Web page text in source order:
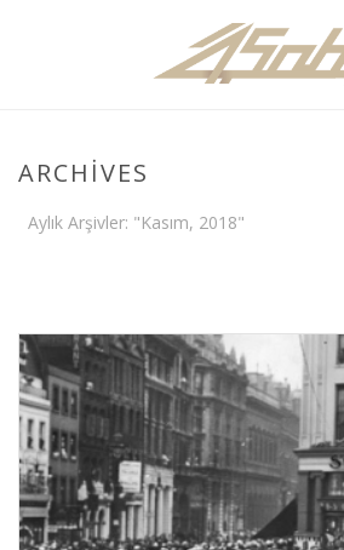
ARCHIVES
Aylık Arşivler: "Kasım, 2018"